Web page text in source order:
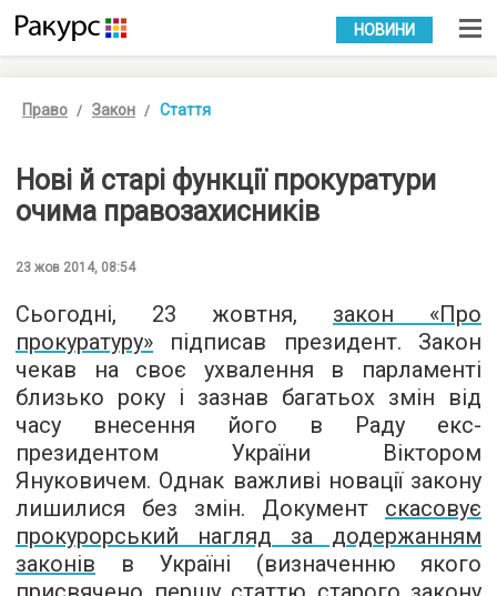
УКР РУС
НОВИНИ
Право Закон Стаття
Нові й старі функції прокуратури
очима правозахисників
23 жов 2014, 08:54
Сьогодні, 23 жовтня, закон «Про
прокуратуру» підписав президент. Закон
чекав на своє ухвалення в парламенті
близько року і зазнав багатьох змін від
часу внесення його в Раду екс-
президентом України Віктором
Януковичем. Однак важливі новації закону
лишилися без змін. Документ скасовує
прокурорський нагляд за додержанням
законів в Україні (визначенню якого